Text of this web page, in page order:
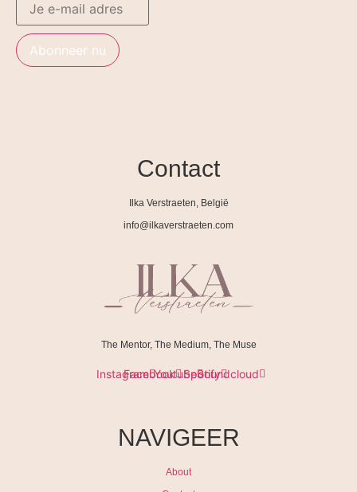
Abonneer nu
Contact
Ilka Verstraeten, België
info@ilkaverstraeten.com
The Mentor, The Medium, The Muse
InstagramFacebookYoutubeSpotify
Soundcloud
NAVIGEER
About